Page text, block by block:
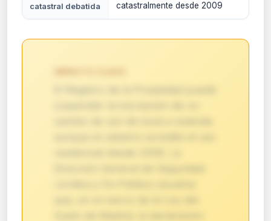
catastral debatida
catastralmente desde 2009